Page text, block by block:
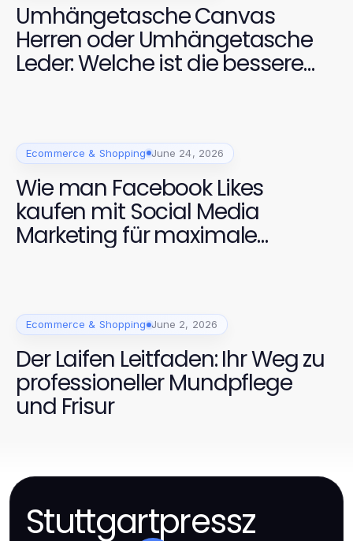
Umhängetasche Canvas
Herren oder Umhängetasche
Leder: Welche ist die bessere
Ecommerce & Shopping June 24, 2026
Wie man Facebook Likes
kaufen mit Social Media
Marketing für maximale
Ecommerce & Shopping June 2, 2026
Der Laifen Leitfaden: Ihr Weg zu
professioneller Mundpflege
und Frisur
Stuttgartpressz